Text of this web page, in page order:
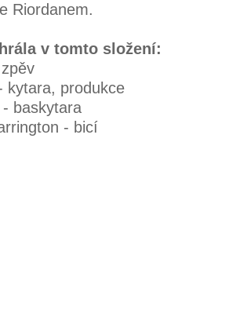
Riordanem.
v tomto složení:
kytara, produkce
baskytara
- bicí